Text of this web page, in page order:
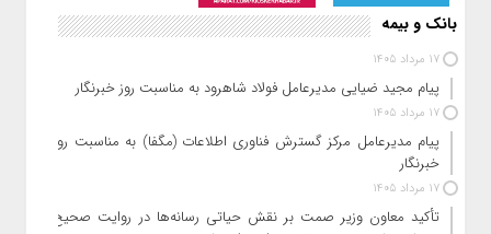
بانک و بیمه
17 مرداد 1405
پیام مجید ضیایی مدیرعامل فولاد شاهرود به مناسبت روز خبرنگار
17 مرداد 1405
پیام مدیرعامل مرکز گسترش فناوری اطلاعات (مگفا) به مناسبت روز
خبرنگار
17 مرداد 1405
تأکید معاون وزیر صمت بر نقش حیاتی رسانه‌ها در روایت صحیح